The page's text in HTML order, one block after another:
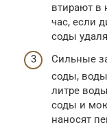
втирают в
час, если
соды
Сильные
соды,
литре
соды и
наносят